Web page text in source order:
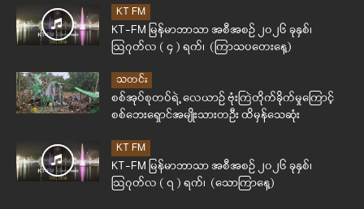
KT FM
KT-FM မြန်မာဘာသာ အစီအစဉ် ၂၀၂၆ ခုနှစ်၊
ဩဂုတ်လ ( ၄ ) ရက်၊ (ကြာသပတေးနေ့)
သတင်း
စစ်အုပ်စုတပ်ရဲ့ လေယာဉ် ဗုံးကြဲတိုက်ခိုက်မှုကြောင့်
စစ်ဘေးရှောင်အမျိုးသားတဦး ထိမှန်သေဆုံး
KT FM
KT-FM မြန်မာဘာသာ အစီအစဉ် ၂၀၂၆ ခုနှစ်၊
ဩဂုတ်လ ( ၇ ) ရက်၊ (သောကြာနေ့)